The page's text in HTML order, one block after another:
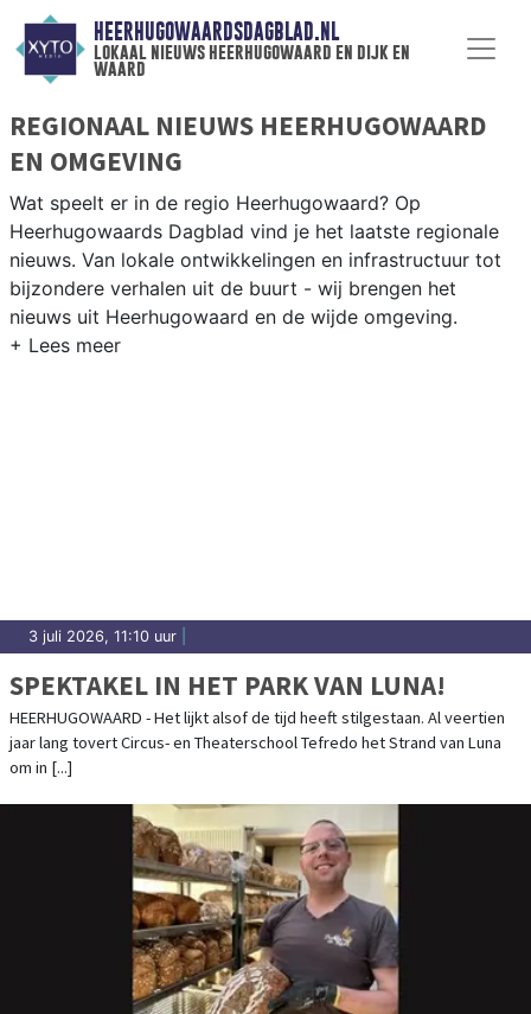
HEERHUGOWAARDSDAGBLAD.NL
lokaal nieuws heerhugowaard en dijk en
waard
REGIONAAL NIEUWS HEERHUGOWAARD
EN OMGEVING
Wat speelt er in de regio Heerhugowaard? Op
Heerhugowaards Dagblad vind je het laatste regionale
nieuws. Van lokale ontwikkelingen en infrastructuur tot
bijzondere verhalen uit de buurt - wij brengen het
nieuws uit Heerhugowaard en de wijde omgeving.
3 juli 2026, 11:10 uur
SPEKTAKEL IN HET PARK VAN LUNA!
HEERHUGOWAARD - Het lijkt alsof de tijd heeft stilgestaan. Al veertien
jaar lang tovert Circus- en Theaterschool Tefredo het Strand van Luna
om in [...]